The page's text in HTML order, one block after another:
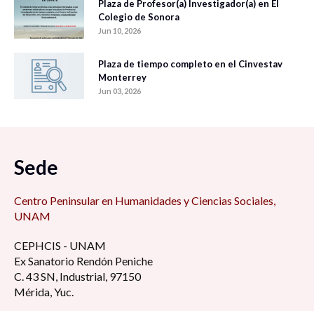
Plaza de Profesor(a) Investigador(a) en El
Colegio de Sonora
Jun 10, 2026
Plaza de tiempo completo en el Cinvestav
Monterrey
Jun 03, 2026
Sede
Centro Peninsular en Humanidades y Ciencias Sociales,
UNAM
CEPHCIS - UNAM
Ex Sanatorio Rendón Peniche
C. 43 SN, Industrial, 97150
Mérida, Yuc.